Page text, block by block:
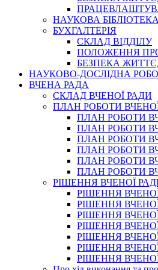
НАУКОВА БІБЛІОТЕКА
БУХГАЛТЕРІЯ
СКЛАД ВІДДІЛУ
ПОЛОЖЕННЯ ПРО
БЕЗПЕКА
НАУКОВО-ДОСЛІДНА
ВЧЕНА РАДА
СКЛАД ВЧЕНОЇ РАДИ
ПЛАН РОБОТИ
ПЛАН РОБОТИ
ПЛАН РОБОТИ
ПЛАН РОБОТИ
ПЛАН РОБОТИ
ПЛАН РОБОТИ
ПЛАН РОБОТИ
РІШЕННЯ ВЧЕНОЇ
РІШЕННЯ ВЧЕНОЇ
РІШЕННЯ ВЧЕНОЇ
РІШЕННЯ ВЧЕНОЇ
РІШЕННЯ ВЧЕНОЇ
РІШЕННЯ ВЧЕНОЇ
РІШЕННЯ ВЧЕНОЇ
РІШЕННЯ ВЧЕНОЇ